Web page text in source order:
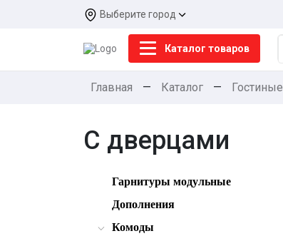
Выберите город
Каталог товаров
Главная — Каталог — Гостиные
С дверцами
Гарнитуры модульные
Дополнения
Комоды